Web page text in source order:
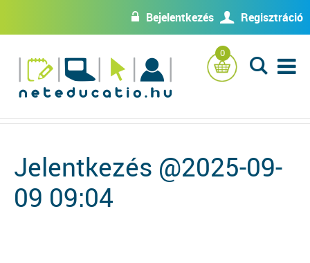
w Bejelentkezés U Regisztráció
0
L
Jelentkezés @2025-09-
09 09:04